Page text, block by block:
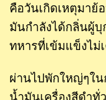
คือวันเกิดเหตุมาย้
มันกำลังได้กลิ่นผู้
ทหารที่เข้มแข็งไม่
ผ่านไปพักใหญ่ๆใน
น้ำมันเครื่องสีดำทั่